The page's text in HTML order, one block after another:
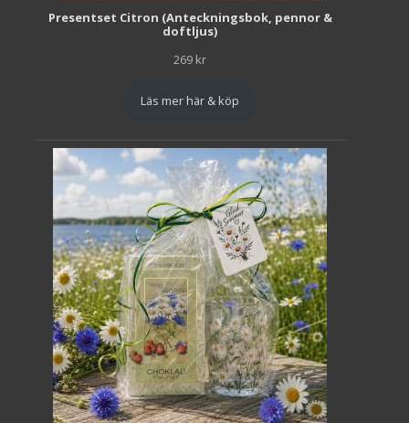
Presentset Citron (Anteckningsbok, pennor &
doftljus)
269 kr
Läs mer här & köp